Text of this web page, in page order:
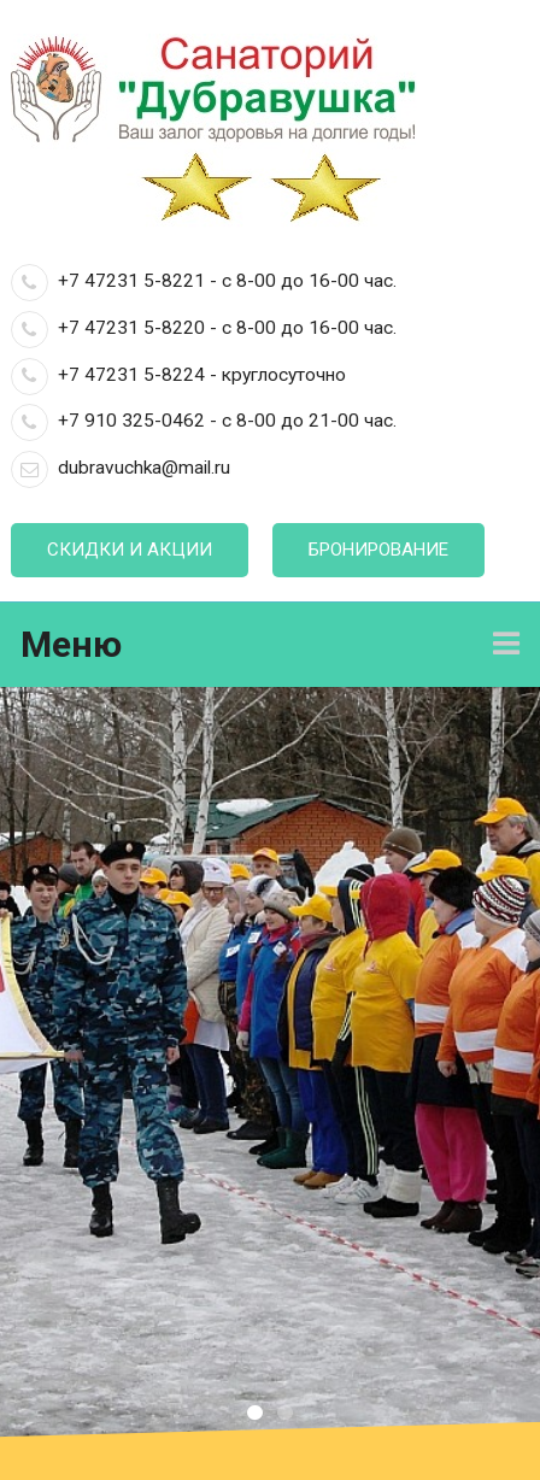
+7 47231 5-8221 - с 8-00 до 16-00 час.
+7 47231 5-8220 - с 8-00 до 16-00 час.
+7 47231 5-8224 - круглосуточно
+7 910 325-0462 - с 8-00 до 21-00 час.
dubravuchka@mail.ru
СКИДКИ И АКЦИИ БРОНИРОВАНИЕ
Меню